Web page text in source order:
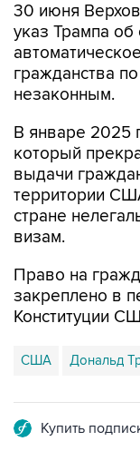
30 июня
указ Трампа об
гражданства
незаконным.
В январе 2025
который
выдачи
территории
стране
визам.
Право на
закреплено в
Конституции
США Дональд
Купить